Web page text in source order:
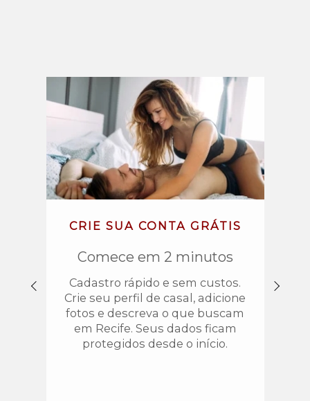
CRIE SUA CONTA GRÁTIS
Comece em 2 minutos
Cadastro rápido e sem custos.
Crie seu perfil de casal, adicione
fotos e descreva o que buscam
em Recife. Seus dados ficam
protegidos desde o início.